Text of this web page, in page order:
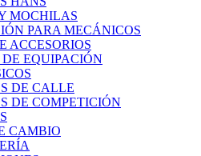
MOCHILAS
PARA MECÁNICOS
ACCESORIOS
EQUIPACIÓN
DE CALLE
DE COMPETICIÓN
CAMBIO